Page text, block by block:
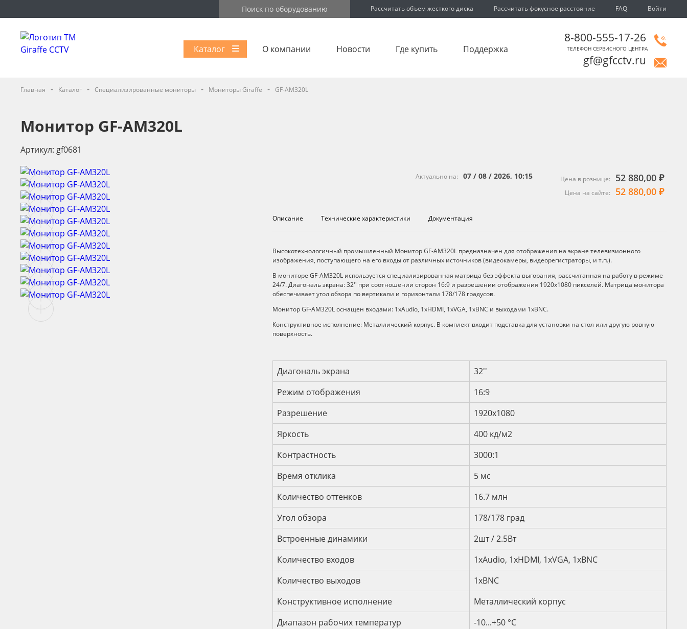
Рассчитать объем жесткого диска Рассчитать фокусное расстояние FAQ Войти
Каталог О компании Новости Где купить Поддержка
8-800-555-17-26
ТЕЛЕФОН СЕРВИСНОГО ЦЕНТРА
gf@gfcctv.ru
Главная - Каталог - Специализированные мониторы - Мониторы Giraffe - GF-AM320L
Монитор GF-AM320L
Артикул: gf0681
Актуально на: 07 / 08 / 2026, 10:15 Цена в рознице: 52 880,00 ₽
Цена на сайте: 52 880,00 ₽
Описание Технические характеристики Документация
Описание
Высокотехнологичный промышленный Монитор GF-AM320L предназначен для отображения на экране телевизионного
изображения, поступающего на его входы от различных источников (видеокамеры, видеорегистраторы, и т.п.).
В мониторе GF-AM320L используется специализированная матрица без эффекта выгорания, рассчитанная на работу в режиме
24/7. Диагональ экрана: 32'' при соотношении сторон 16:9 и разрешении отображения 1920x1080 пикселей. Матрица монитора
обеспечивает угол обзора по вертикали и горизонтали 178/178 градусов.
Монитор GF-AM320L оснащен входами: 1xAudio, 1xHDMI, 1xVGA, 1хBNC и выходами 1хBNC.
Конструктивное исполнение: Металлический корпус. В комплект входит подставка для установки на стол или другую ровную
поверхность.
Технические характеристики
Диагональ экрана
32''
Режим отображения
16:9
Разрешение
1920x1080
Яркость
400 кд/м2
Контрастность
3000:1
Время отклика
5 мс
Количество оттенков
16.7 млн
Угол обзора
178/178 град
Встроенные динамики
2шт / 2.5Вт
Количество входов
1xAudio, 1xHDMI, 1xVGA, 1хBNC
Количество выходов
1хBNC
Конструктивное исполнение
Металлический корпус
Диапазон рабочих температур
-10...+50 °С